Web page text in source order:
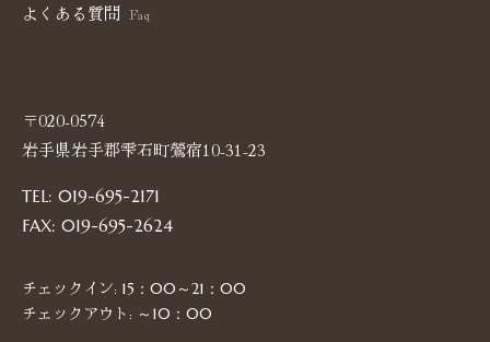
よくある質問 Faq
〒020-0574
岩手県岩手郡雫石町鶯宿10-31-23
TEL: 019-695-2171
FAX: 019-695-2624
チェックイン: 15：00～21：00
チェックアウト: ～10：00